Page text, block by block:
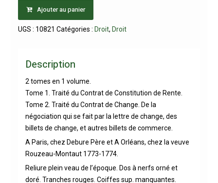
Ajouter au panier
UGS : 10821 Catégories : Droit, Droit
Description
2 tomes en 1 volume.
Tome 1. Traité du Contrat de Constitution de Rente.
Tome 2. Traité du Contrat de Change. De la
négociation qui se fait par la lettre de change, des
billets de change, et autres billets de commerce.
A Paris, chez Debure Père et A Orléans, chez la veuve
Rouzeau-Montaut 1773-1774.
Reliure plein veau de l’époque. Dos à nerfs orné et
doré. Tranches rouges. Coiffes sup. manquantes.